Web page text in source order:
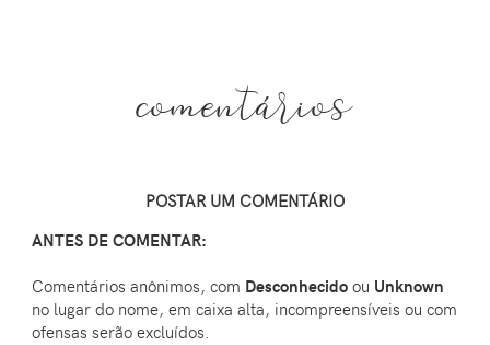
comentários
POSTAR UM COMENTÁRIO
ANTES DE COMENTAR:
Comentários anônimos, com Desconhecido ou Unknown
no lugar do nome, em caixa alta, incompreensíveis ou com
ofensas serão excluídos.